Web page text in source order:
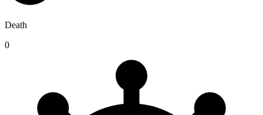
Death
0